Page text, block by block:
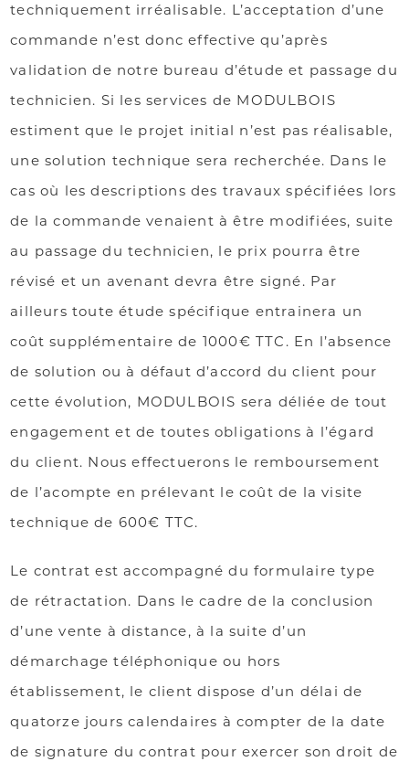
techniquement irréalisable. L’acceptation d’une
commande n’est donc effective qu’après
validation de notre bureau d’étude et passage du
technicien. Si les services de MODULBOIS
estiment que le projet initial n’est pas réalisable,
une solution technique sera recherchée. Dans le
cas où les descriptions des travaux spécifiées lors
de la commande venaient à être modifiées, suite
au passage du technicien, le prix pourra être
révisé et un avenant devra être signé. Par
ailleurs toute étude spécifique entrainera un
coût supplémentaire de 1000€ TTC. En l’absence
de solution ou à défaut d’accord du client pour
cette évolution, MODULBOIS sera déliée de tout
engagement et de toutes obligations à l’égard
du client. Nous effectuerons le remboursement
de l’acompte en prélevant le coût de la visite
technique de 600€ TTC.
Le contrat est accompagné du formulaire type
de rétractation. Dans le cadre de la conclusion
d’une vente à distance, à la suite d’un
démarchage téléphonique ou hors
établissement, le client dispose d’un délai de
quatorze jours calendaires à compter de la date
de signature du contrat pour exercer son droit de